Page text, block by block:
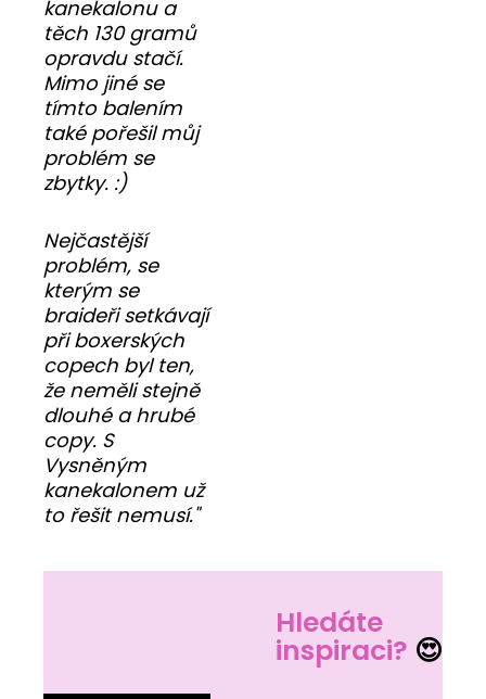
kanekalonu a
těch 130 gramů
opravdu stačí.
Mimo jiné se
tímto balením
také pořešil můj
problém se
zbytky. :)
Nejčastější
problém, se
kterým se
braideři setkávají
při boxerských
copech byl ten,
že neměli stejně
dlouhé a hrubé
copy. S
Vysněným
kanekalonem už
to řešit nemusí."
Hledáte
inspiraci? 😍